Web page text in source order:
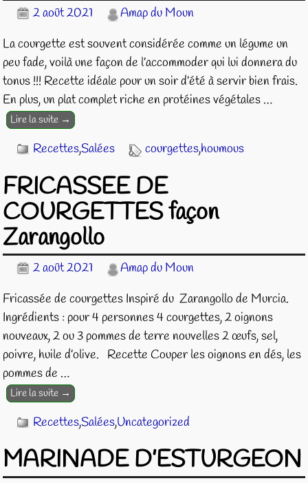
2 août 2021
Amap du Moun
La courgette est souvent considérée comme un légume un
peu fade, voilà une façon de l’accommoder qui lui donnera du
tonus !!! Recette idéale pour un soir d’été à servir bien frais.
En plus, un plat complet riche en protéines végétales …
Lire la suite →
Recettes,Salées courgettes,houmous
FRICASSEE DE
COURGETTES façon
Zarangollo
2 août 2021
Amap du Moun
Fricassée de courgettes Inspiré du Zarangollo de Murcia.
Ingrédients : pour 4 personnes 4 courgettes, 2 oignons
nouveaux, 2 ou 3 pommes de terre nouvelles 2 œufs, sel,
poivre, huile d’olive. Recette Couper les oignons en dés, les
pommes de …
Lire la suite →
Recettes,Salées,Uncategorized
MARINADE D’ESTURGEON